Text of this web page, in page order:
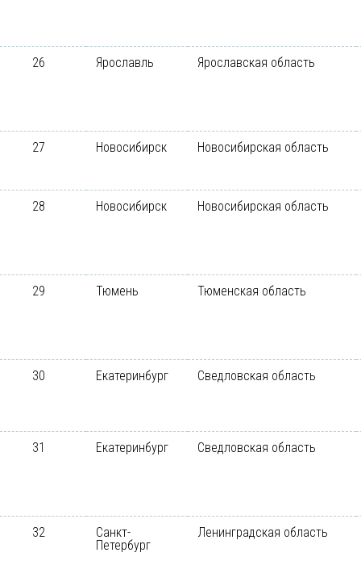
26 Ярославль Ярославская область
27 Новосибирск Новосибирская область
28 Новосибирск Новосибирская область
29 Тюмень Тюменская область
30 Екатеринбург Сведловская область
31 Екатеринбург Сведловская область
32
Санкт-
Петербург
Ленинградская область